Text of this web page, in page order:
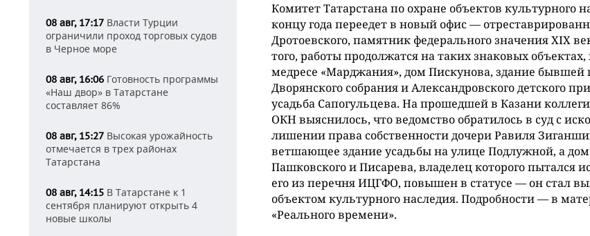
08 авг, 17:17 Власти Турции
ограничили проход торговых судов
в Черное море
08 авг, 16:06 Готовность программы
«Наш двор» в Татарстане
составляет 86%
08 авг, 15:27 Высокая урожайность
отмечается в трех районах
Татарстана
08 авг, 14:15 В Татарстане к 1
сентября планируют открыть 4
новые школы
Комитет Татарстана по охране объектов культурного
концу года переедет в новый офис —
Дротоевского, памятник федерального значения XIX
того, работы продолжатся на таких знаковых объектах,
медресе «Марджания», дом Пискунова, здание бывшей
Дворянского собрания и Александровского детского
усадьба Сапогульцева. На прошедшей в Казани
ОКН выяснилось, что ведомство обратилось в суд с
лишении права собственности дочери Равиля
ветшающее здание усадьбы на улице Подлужной, а дом
Пашковского и Писарева, владелец которого пытался
его из перечня ИЦГФО, повышен в статусе — он стал
объектом культурного наследия. Подробности — в
«Реального времени».